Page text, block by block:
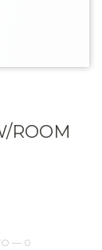
ROOM
— 0